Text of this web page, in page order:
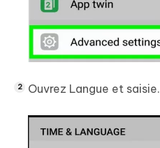
Ouvrez Langue et saisie.